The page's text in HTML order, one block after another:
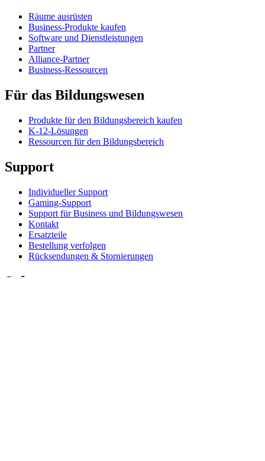
Räume ausrüsten
Business-Produkte kaufen
Software und Dienstleistungen
Partner
Alliance-Partner
Business-Ressourcen
Für das Bildungswesen
Produkte für den Bildungsbereich kaufen
K-12-Lösungen
Ressourcen für den Bildungsbereich
Support
Individueller Support
Gaming-Support
Support für Business und Bildungswesen
Kontakt
Ersatzteile
Bestellung verfolgen
Rücksendungen & Stornierungen
Software